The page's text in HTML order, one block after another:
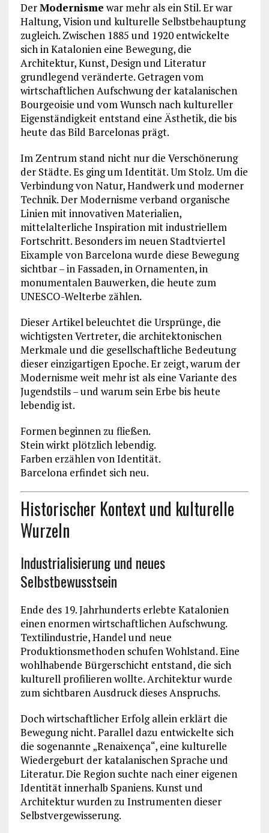
DerModernisme war mehr als ein Stil. Er war
Haltung, Vision und kulturelle Selbstbehauptung
zugleich. Zwischen 1885 und 1920 entwickelte
sich in Katalonien eine Bewegung, die
Architektur, Kunst, Design und Literatur
grundlegend veränderte. Getragen vom
wirtschaftlichen Aufschwung der katalanischen
Bourgeoisie und vom Wunsch nach kultureller
Eigenständigkeit entstand eine Ästhetik, die bis
heute das Bild Barcelonas prägt.
Im Zentrum stand nicht nur die Verschönerung
der Städte. Es ging um Identität. Um Stolz. Um die
Verbindung von Natur, Handwerk und moderner
Technik. Der Modernisme verband organische
Linien mit innovativen Materialien,
mittelalterliche Inspiration mit industriellem
Fortschritt. Besonders im neuen Stadtviertel
Eixample vonBarcelonawurde diese Bewegung
sichtbar – in Fassaden, in Ornamenten, in
monumentalen Bauwerken, die heute zum
UNESCO-Welterbe zählen.
Dieser Artikel beleuchtet die Ursprünge, die
wichtigsten Vertreter, die architektonischen
Merkmale und die gesellschaftliche Bedeutung
dieser einzigartigen Epoche. Er zeigt, warum der
Modernisme weit mehr ist als eine Variante des
Jugendstils – und warum sein Erbe bis heute
lebendig ist.
Formen beginnen zu fließen.
Stein wirkt plötzlich lebendig.
Farben erzählen von Identität.
Barcelona erfindet sich neu.
Historischer Kontext und kulturelle
Wurzeln
Industrialisierung und neues
Selbstbewusstsein
Ende des 19. Jahrhunderts erlebte Katalonien
einen enormen wirtschaftlichen Aufschwung.
Textilindustrie, Handel und neue
Produktionsmethoden schufen Wohlstand. Eine
wohlhabende Bürgerschicht entstand, die sich
kulturell profilieren wollte. Architektur wurde
zum sichtbaren Ausdruck dieses Anspruchs.
Doch wirtschaftlicher Erfolg allein erklärt die
Bewegung nicht. Parallel dazu entwickelte sich
die sogenannte „Renaixença“, eine kulturelle
Wiedergeburt der katalanischen Sprache und
Literatur. Die Region suchte nach einer eigenen
Identität innerhalb Spaniens. Kunst und
Architektur wurden zu Instrumenten dieser
Selbstvergewisserung.